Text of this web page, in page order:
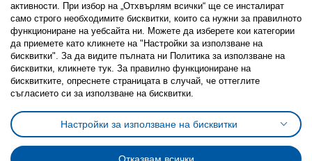
FacebookTwitterYoutubePinterestInstagram
Политика за използване на бисквитки (Cookies)
Избор на настройки за използване на бисквитки
Условия за ползване на ikea.bgОбща политика за личните данни
Политика за защита на личните данни на ikea.bg
Общи условия на програма IKEA Family
активности. При избор на „Отхвърлям всички“ ще се инсталират
само строго необходимитe бисквитки, които са нужни за правилното
функциониране на уебсайта ни. Можете да изберете кои категории
да приемете като кликнете на "Настройки за използване на
бисквитки". За да видите пълната ни Политика за използване на
бисквитки, кликнете тук. За правилно функциониране на
бисквитките, опреснете страницата в случай, че оттеглите
съгласието си за използване на бисквитки.
Настройки за използване на бисквитки